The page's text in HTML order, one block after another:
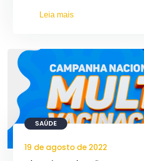
Leia mais
SAÚDE
19 de agosto de 2022